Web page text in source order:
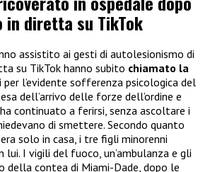
diretta su TikTok
assistito ai gesti di autolesionismo di
su TikTok hanno subito chiamato la
per l’evidente sofferenza psicologica del
dell’arrivo delle forze dell’ordine e
continuato a ferirsi, senza ascoltare i
di smettere. Secondo quanto
solo in casa, i tre figli minorenni
lui. I vigili del fuoco, un’ambulanza e gli
della contea di Miami-Dade, dopo le